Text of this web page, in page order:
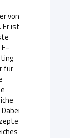
von
Er ist
für